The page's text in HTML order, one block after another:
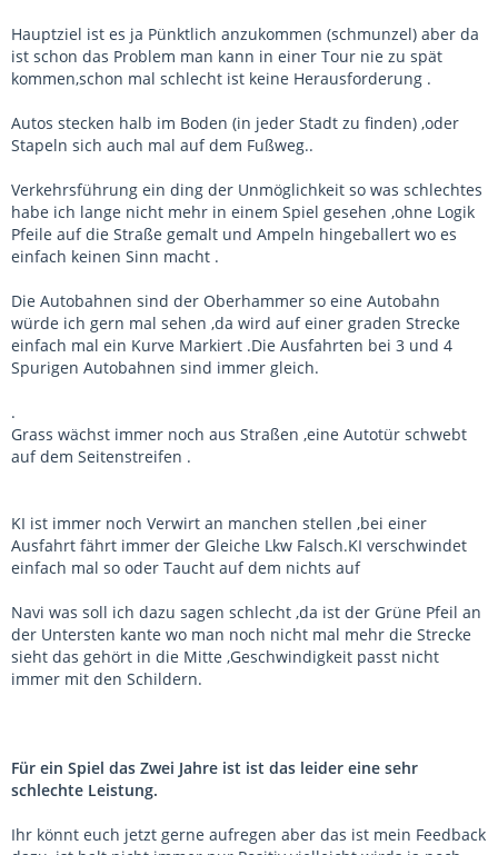
Hauptziel ist es ja Pünktlich anzukommen (schmunzel) aber da
ist schon das Problem man kann in einer Tour nie zu spät
kommen,schon mal schlecht ist keine Herausforderung .
Autos stecken halb im Boden (in jeder Stadt zu finden) ,oder
Stapeln sich auch mal auf dem Fußweg..
Verkehrsführung ein ding der Unmöglichkeit so was schlechtes
habe ich lange nicht mehr in einem Spiel gesehen ,ohne Logik
Pfeile auf die Straße gemalt und Ampeln hingeballert wo es
einfach keinen Sinn macht .
Die Autobahnen sind der Oberhammer so eine Autobahn
würde ich gern mal sehen ,da wird auf einer graden Strecke
einfach mal ein Kurve Markiert .Die Ausfahrten bei 3 und 4
Spurigen Autobahnen sind immer gleich.
.
Grass wächst immer noch aus Straßen ,eine Autotür schwebt
auf dem Seitenstreifen .
KI ist immer noch Verwirt an manchen stellen ,bei einer
Ausfahrt fährt immer der Gleiche Lkw Falsch.KI verschwindet
einfach mal so oder Taucht auf dem nichts auf
Navi was soll ich dazu sagen schlecht ,da ist der Grüne Pfeil an
der Untersten kante wo man noch nicht mal mehr die Strecke
sieht das gehört in die Mitte ,Geschwindigkeit passt nicht
immer mit den Schildern.
Für ein Spiel das Zwei Jahre ist ist das leider eine sehr
schlechte Leistung.
Ihr könnt euch jetzt gerne aufregen aber das ist mein Feedback